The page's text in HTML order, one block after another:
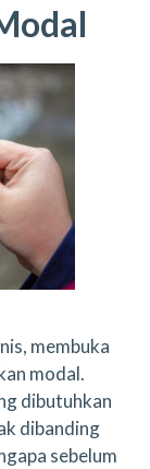
membuka
modal.
dibutuhkan
dibanding
sebelum